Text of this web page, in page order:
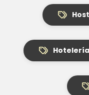
Hotelería